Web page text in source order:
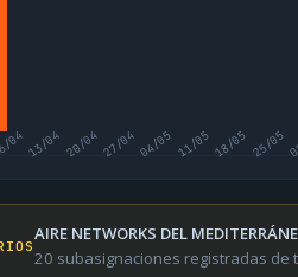
0413/04 20/0427/0404/05 11/0518/05 25/05
AIRE NETWORKS DEL
20 subasignaciones registradas de